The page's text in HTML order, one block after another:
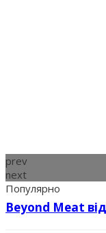
prev
next
Популярно
Beyond Meat